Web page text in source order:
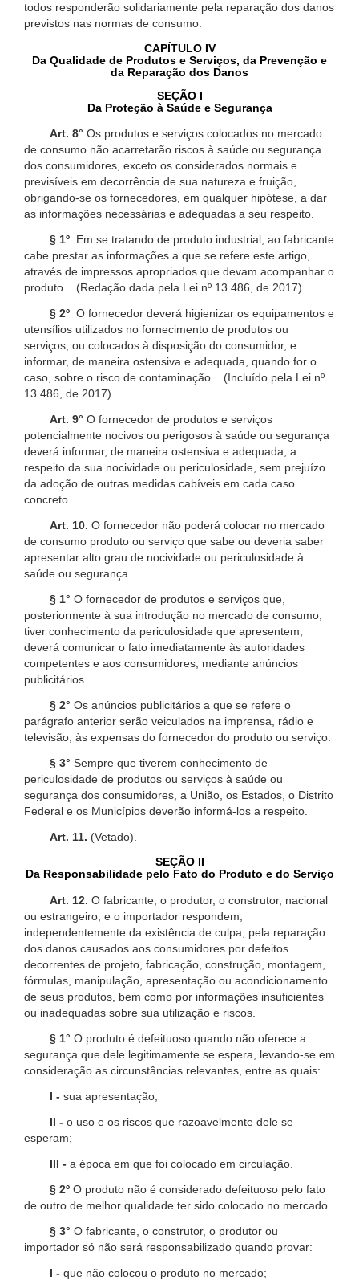
todos responderão solidariamente pela reparação dos danos
previstos nas normas de consumo.
CAPÍTULO IV
Da Qualidade de Produtos e Serviços, da Prevenção e
da Reparação dos Danos
SEÇÃO I
Da Proteção à Saúde e Segurança
Art. 8° Os produtos e serviços colocados no mercado
de consumo não acarretarão riscos à saúde ou segurança
dos consumidores, exceto os considerados normais e
previsíveis em decorrência de sua natureza e fruição,
obrigando-se os fornecedores, em qualquer hipótese, a dar
as informações necessárias e adequadas a seu respeito.
§ 1º Em se tratando de produto industrial, ao fabricante
cabe prestar as informações a que se refere este artigo,
através de impressos apropriados que devam acompanhar o
produto. (Redação dada pela Lei nº 13.486, de 2017)
§ 2º O fornecedor deverá higienizar os equipamentos e
utensílios utilizados no fornecimento de produtos ou
serviços, ou colocados à disposição do consumidor, e
informar, de maneira ostensiva e adequada, quando for o
caso, sobre o risco de contaminação. (Incluído pela Lei nº
13.486, de 2017)
Art. 9° O fornecedor de produtos e serviços
potencialmente nocivos ou perigosos à saúde ou segurança
deverá informar, de maneira ostensiva e adequada, a
respeito da sua nocividade ou periculosidade, sem prejuízo
da adoção de outras medidas cabíveis em cada caso
concreto.
Art. 10. O fornecedor não poderá colocar no mercado
de consumo produto ou serviço que sabe ou deveria saber
apresentar alto grau de nocividade ou periculosidade à
saúde ou segurança.
§ 1° O fornecedor de produtos e serviços que,
posteriormente à sua introdução no mercado de consumo,
tiver conhecimento da periculosidade que apresentem,
deverá comunicar o fato imediatamente às autoridades
competentes e aos consumidores, mediante anúncios
publicitários.
§ 2° Os anúncios publicitários a que se refere o
parágrafo anterior serão veiculados na imprensa, rádio e
televisão, às expensas do fornecedor do produto ou serviço.
§ 3° Sempre que tiverem conhecimento de
periculosidade de produtos ou serviços à saúde ou
segurança dos consumidores, a União, os Estados, o Distrito
Federal e os Municípios deverão informá-los a respeito.
Art. 11. (Vetado).
SEÇÃO II
Da Responsabilidade pelo Fato do Produto e do Serviço
Art. 12. O fabricante, o produtor, o construtor, nacional
ou estrangeiro, e o importador respondem,
independentemente da existência de culpa, pela reparação
dos danos causados aos consumidores por defeitos
decorrentes de projeto, fabricação, construção, montagem,
fórmulas, manipulação, apresentação ou acondicionamento
de seus produtos, bem como por informações insuficientes
ou inadequadas sobre sua utilização e riscos.
§ 1° O produto é defeituoso quando não oferece a
segurança que dele legitimamente se espera, levando-se em
consideração as circunstâncias relevantes, entre as quais:
I - sua apresentação;
II - o uso e os riscos que razoavelmente dele se
esperam;
III - a época em que foi colocado em circulação.
§ 2º O produto não é considerado defeituoso pelo fato
de outro de melhor qualidade ter sido colocado no mercado.
§ 3° O fabricante, o construtor, o produtor ou
importador só não será responsabilizado quando provar:
I - que não colocou o produto no mercado;